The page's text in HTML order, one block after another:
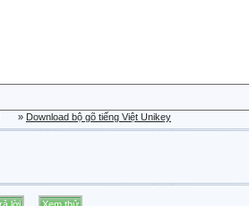
» Download bộ gõ tiếng Việt Unikey